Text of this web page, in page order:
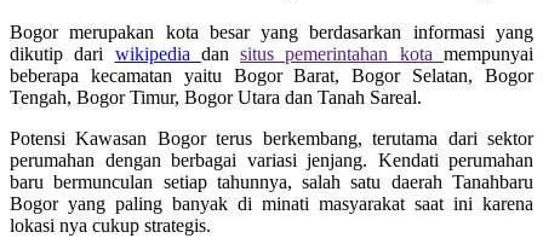
Bogor merupakan kota besar yang berdasarkan informasi yang
dikutip dari wikipedia dansitus pemerintahan kotamempunyai
beberapa kecamatan yaitu Bogor Barat, Bogor Selatan, Bogor
Tengah, Bogor Timur, Bogor Utara dan Tanah Sareal.
Potensi Kawasan Bogor terus berkembang, terutama dari sektor
perumahan dengan berbagai variasi jenjang. Kendati perumahan
baru bermunculan setiap tahunnya, salah satu daerah Tanahbaru
Bogor yang paling banyak di minati masyarakat saat ini karena
lokasi nya cukup strategis.